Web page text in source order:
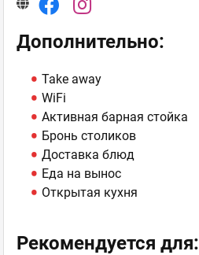
Дополнительно:
Take away
WiFi
Активная барная стойка
Бронь столиков
Доставка блюд
Еда на вынос
Открытая кухня
Рекомендуется для: